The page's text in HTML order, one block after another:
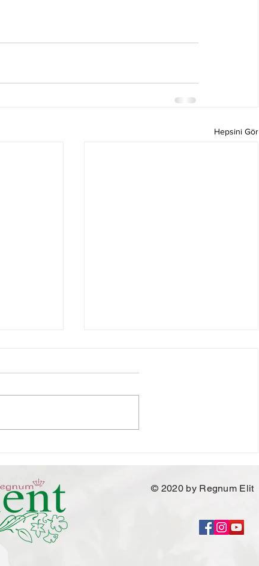
Hepsini Gör
Kurulu üyelerimizin cevabıdır
© 2020 by Regnum Elit